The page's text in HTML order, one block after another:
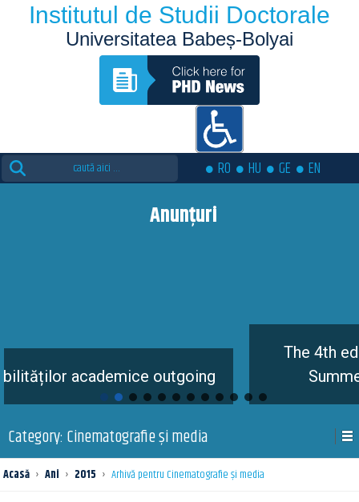
Institutul de Studii Doctorale
Universitatea Babeș-Bolyai
Search
for:
RO HU GE EN
Anunțuri
academice outgoing
The 4th edition of
Summer
Category: Cinematografie și media
Acasă › Ani › 2015 › Arhivă pentru Cinematografie și media